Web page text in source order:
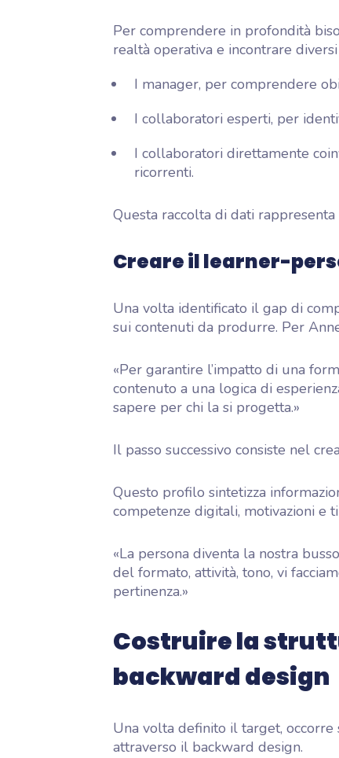
Per comprendere in profondità
realtà operativa e incontrare
I manager, per comprendere
I collaboratori esperti, per
I collaboratori direttamente
ricorrenti.
Questa raccolta di dati
Creare il learner-
Una volta identificato il gap di
sui contenuti da produrre. Per
«Per garantire l’impatto di una
contenuto a una logica di
sapere per chi la si progetta.»
Il passo successivo consiste nel
Questo profilo sintetizza
competenze digitali, motivazioni e
«La persona diventa la nostra
del formato, attività, tono, vi
pertinenza.»
Costruire la
backward design
Una volta definito il target,
attraverso il backward design.